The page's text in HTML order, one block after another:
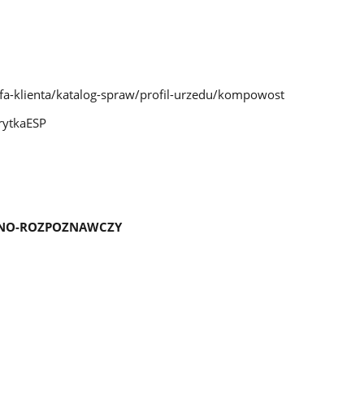
klienta/katalog-spraw/profil-urzedu/kompowost
ROZPOZNAWCZY